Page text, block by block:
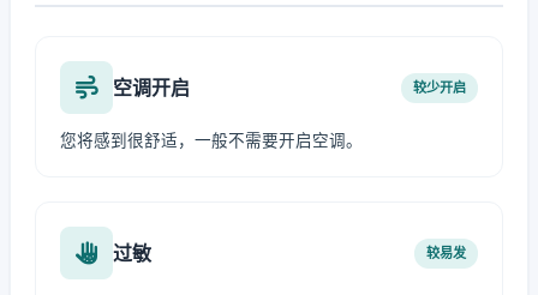
空调开启 较少开启
您将感到很舒适，一般不需要开启空调。
过敏 较易发